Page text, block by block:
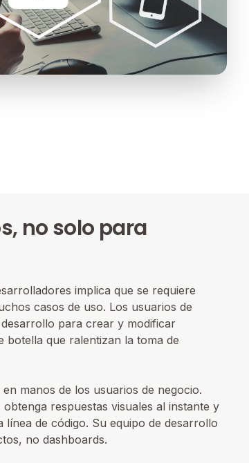
no solo para
implica que se requiere
casos de uso. Los usuarios de
para crear y modificar
botella que ralentizan la toma de
manos de los usuarios de negocio.
respuestas visuales al instante y
de código. Su equipo de desarrollo
no dashboards.